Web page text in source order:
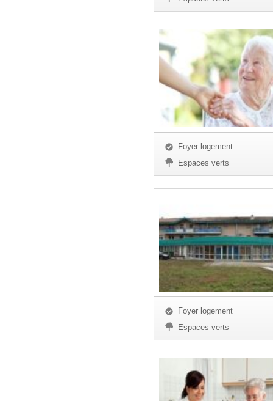
Foyer logement
Espaces verts
Foyer logement
Espaces verts